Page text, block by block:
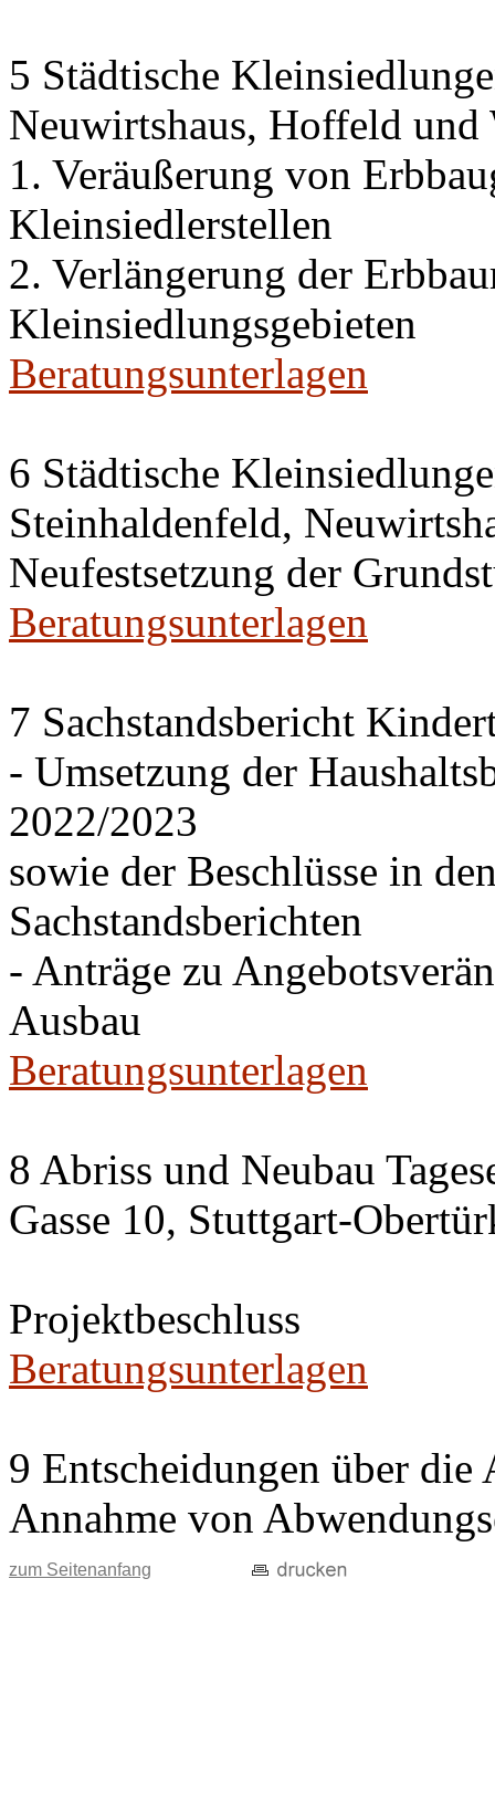
5 Städtische
Neuwirtshaus, Hoffeld und
1. Veräußerung von
Kleinsiedlerstellen
2. Verlängerung der
Kleinsiedlungsgebieten
Beratungsunterlagen
6 Städtische
Steinhaldenfeld,
Neufestsetzung der
Beratungsunterlagen
7 Sachstandsbericht
- Umsetzung der
2022/2023
sowie der Beschlüsse in
Sachstandsberichten
- Anträge zu
Ausbau
Beratungsunterlagen
8 Abriss und Neubau
Gasse 10, Stuttgart-
Projektbeschluss
Beratungsunterlagen
9 Entscheidungen über
Annahme von
zum Seitenanfang